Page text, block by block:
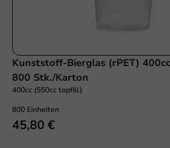
Kunststoff-Bierglas (rPET)
800 Stk./Karton
400cc (550cc topfill)
800 Einheiten
45,80 €